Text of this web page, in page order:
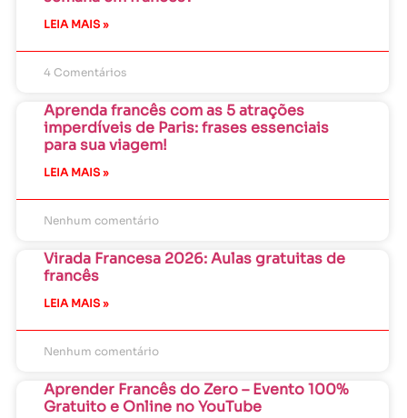
LEIA MAIS »
4 Comentários
Aprenda francês com as 5 atrações
imperdíveis de Paris: frases essenciais
para sua viagem!
LEIA MAIS »
Nenhum comentário
Virada Francesa 2026: Aulas gratuitas de
francês
LEIA MAIS »
Nenhum comentário
Aprender Francês do Zero – Evento 100%
Gratuito e Online no YouTube